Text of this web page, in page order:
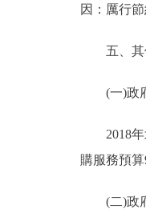
因：厲行
五、其
(一)政府
2018年北
購服務預算
(二)政府